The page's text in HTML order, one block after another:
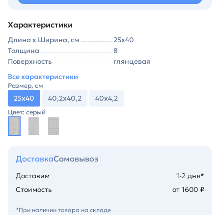
Характеристики
Длина х Ширина, см
25х40
Толщина
8
Поверхность
глянцевая
Все характеристики
Размер, см
25х40 40,2х40,2 40х4,2
Цвет: серый
ДоставкаСамовывоз
Доставим
1-2 дня*
Стоимость
от 1600 ₽
*При наличии товара на складе